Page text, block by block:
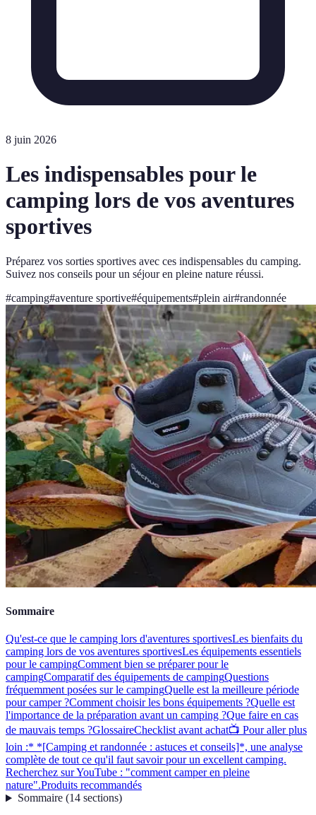
8 juin 2026
Les indispensables pour le
camping lors de vos aventures
sportives
Préparez vos sorties sportives avec ces indispensables du camping.
Suivez nos conseils pour un séjour en pleine nature réussi.
#camping#aventure sportive#équipements#plein air#randonnée
Sommaire
Qu'est-ce que le camping lors d'aventures sportivesLes bienfaits du
camping lors de vos aventures sportivesLes équipements essentiels
pour le campingComment bien se préparer pour le
campingComparatif des équipements de campingQuestions
fréquemment posées sur le campingQuelle est la meilleure période
pour camper ?Comment choisir les bons équipements ?Quelle est
l'importance de la préparation avant un camping ?Que faire en cas
de mauvais temps ?GlossaireChecklist avant achat📺 Pour aller plus
loin :* *[Camping et randonnée : astuces et conseils]*, une analyse
complète de tout ce qu'il faut savoir pour un excellent camping.
Recherchez sur YouTube : "comment camper en pleine
nature".Produits recommandés
Sommaire(14 sections)